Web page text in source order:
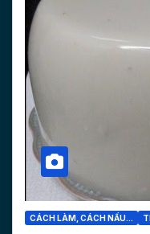
CÁCH LÀM, CÁCH NẤU...